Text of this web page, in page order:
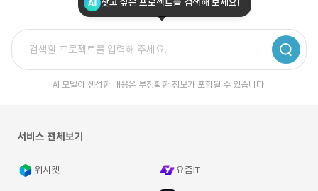
찾고 싶은 프로젝트를 검색해 보세요!
AI 모델이 생성한 내용은 부정확한 정보가 포함될 수 있습니다.
서비스 전체보기
위시켓 요즘IT